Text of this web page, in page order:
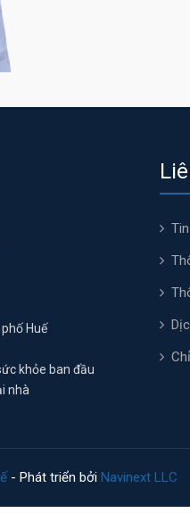
Huế
khỏe ban đầu
nhà
- Phát triển bởi Navinext LLC